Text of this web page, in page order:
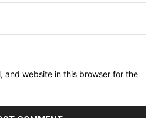
and website in this browser for the